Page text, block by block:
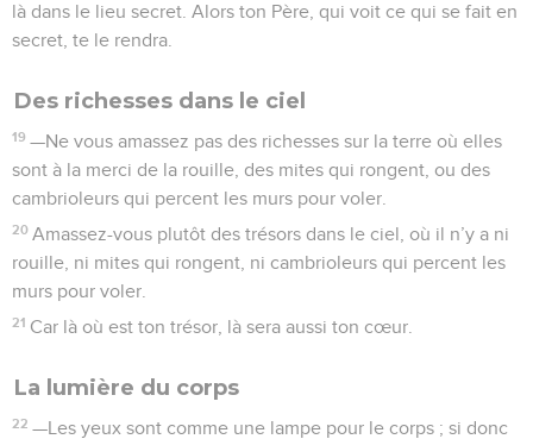
là dans le lieu secret. Alors ton Père, qui voit ce qui se fait en
secret, te le rendra.
Des richesses dans le ciel
19 —Ne vous amassez pas des richesses sur la terre où elles
sont à la merci de la rouille, des mites qui rongent, ou des
cambrioleurs qui percent les murs pour voler.
20 Amassez-vous plutôt des trésors dans le ciel, où il n’y a ni
rouille, ni mites qui rongent, ni cambrioleurs qui percent les
murs pour voler.
21 Car là où est ton trésor, là sera aussi ton cœur.
La lumière du corps
22 —Les yeux sont comme une lampe pour le corps ; si donc